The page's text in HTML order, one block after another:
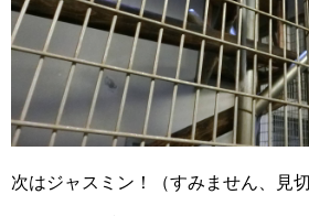
次はジャスミン！（すみません、見